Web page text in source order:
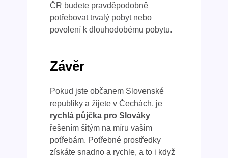
ČR budete pravděpodobně
potřebovat trvalý pobyt nebo
povolení k dlouhodobému pobytu.
Závěr
Pokud jste občanem Slovenské
republiky a žijete v Čechách, je
rychlá půjčka pro Slováky
řešením šitým na míru vašim
potřebám. Potřebné prostředky
získáte snadno a rychle, a to i když